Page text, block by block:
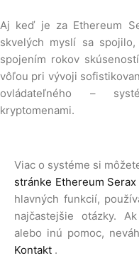
Aj keď je za Ethereum
skvelých myslí sa
spojením rokov
vôľou pri vývoji
ovládateľného –
kryptomenami.
Viac o systéme si
stránke Ethereum
hlavných funkcií,
najčastejšie otázky.
alebo inú pomoc,
Kontakt .